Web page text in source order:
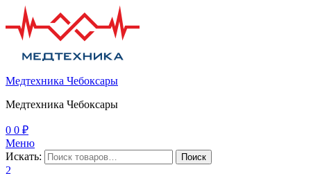
Медтехника Чебоксары
Медтехника Чебоксары
0 0 ₽
Меню
Искать:
Поиск
2